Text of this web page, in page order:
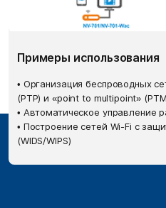
Примеры использования
• Организация беспроводных
(PTP) и «point to multipoint»
• Автоматическое управление
• Построение сетей Wi-Fi с
(WIDS/WIPS)